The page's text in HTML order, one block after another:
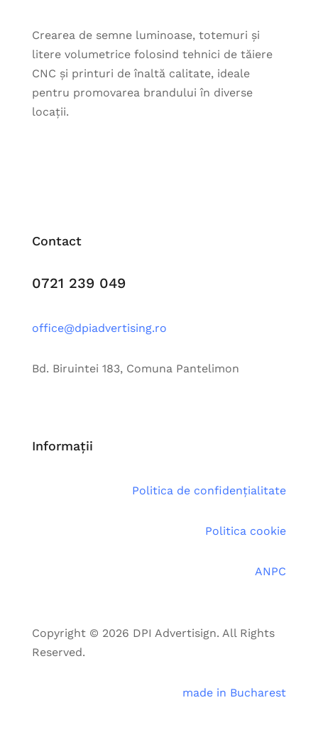
Crearea de semne luminoase, totemuri și
litere volumetrice folosind tehnici de tăiere
CNC și printuri de înaltă calitate, ideale
pentru promovarea brandului în diverse
locații.
Contact
0721 239 049
office@dpiadvertising.ro
Bd. Biruintei 183, Comuna Pantelimon
Informaţii
Politica de confidențialitate
Politica cookie
ANPC
Copyright © 2026 DPI Advertisign. All Rights
Reserved.
made in Bucharest